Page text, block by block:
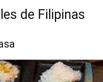
de Filipinas